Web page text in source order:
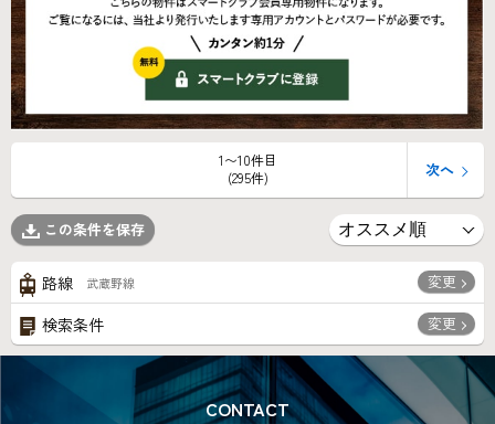
1〜10件目
(295件)
次へ
この条件を保存
路線 武蔵野線 変更
検索条件 変更
CONTACT